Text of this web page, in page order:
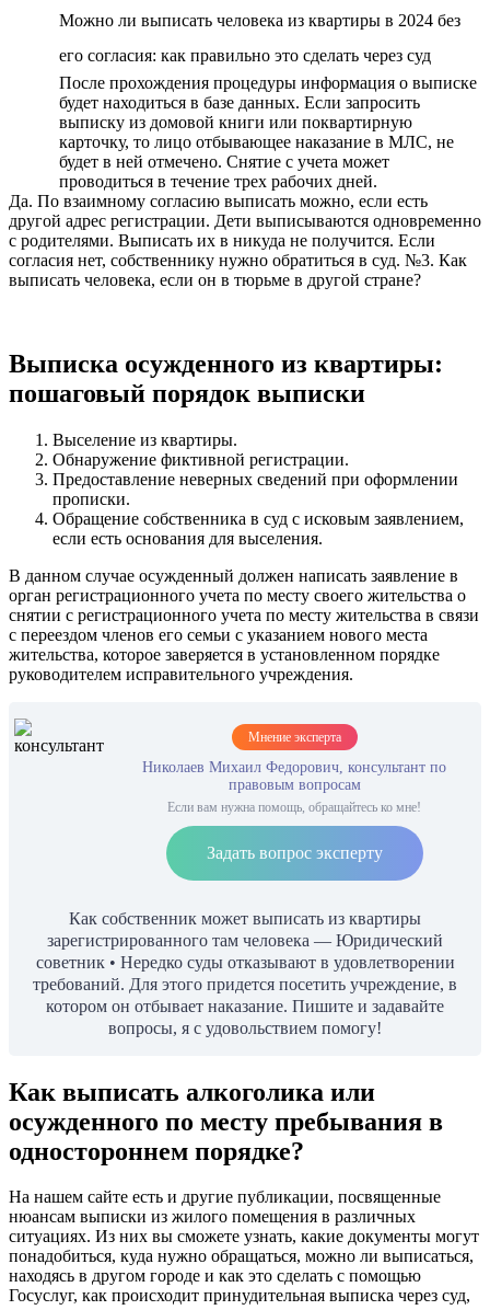
Можно ли выписать человека из квартиры в 2024 без
его согласия: как правильно это сделать через суд
После прохождения процедуры информация о выписке
будет находиться в базе данных. Если запросить
выписку из домовой книги или поквартирную
карточку, то лицо отбывающее наказание в МЛС, не
будет в ней отмечено. Снятие с учета может
проводиться в течение трех рабочих дней.
Да. По взаимному согласию выписать можно, если есть
другой адрес регистрации. Дети выписываются одновременно
с родителями. Выписать их в никуда не получится. Если
согласия нет, собственнику нужно обратиться в суд. №3. Как
выписать человека, если он в тюрьме в другой стране?
Выписка осужденного из квартиры:
пошаговый порядок выписки
Выселение из квартиры.
Обнаружение фиктивной регистрации.
Предоставление неверных сведений при оформлении
прописки.
Обращение собственника в суд с исковым заявлением,
если есть основания для выселения.
В данном случае осужденный должен написать заявление в
орган регистрационного учета по месту своего жительства о
снятии с регистрационного учета по месту жительства в связи
с переездом членов его семьи с указанием нового места
жительства, которое заверяется в установленном порядке
руководителем исправительного учреждения.
Мнение эксперта
Николаев Михаил Федорович, консультант по
правовым вопросам
Если вам нужна помощь, обращайтесь ко мне!
Задать вопрос эксперту
Как собственник может выписать из квартиры
зарегистрированного там человека — Юридический
советник • Нередко суды отказывают в удовлетворении
требований. Для этого придется посетить учреждение, в
котором он отбывает наказание. Пишите и задавайте
вопросы, я с удовольствием помогу!
Как выписать алкоголика или
осужденного по месту пребывания в
одностороннем порядке?
На нашем сайте есть и другие публикации, посвященные
нюансам выписки из жилого помещения в различных
ситуациях. Из них вы сможете узнать, какие документы могут
понадобиться, куда нужно обращаться, можно ли выписаться,
находясь в другом городе и как это сделать с помощью
Госуслуг, как происходит принудительная выписка через суд,